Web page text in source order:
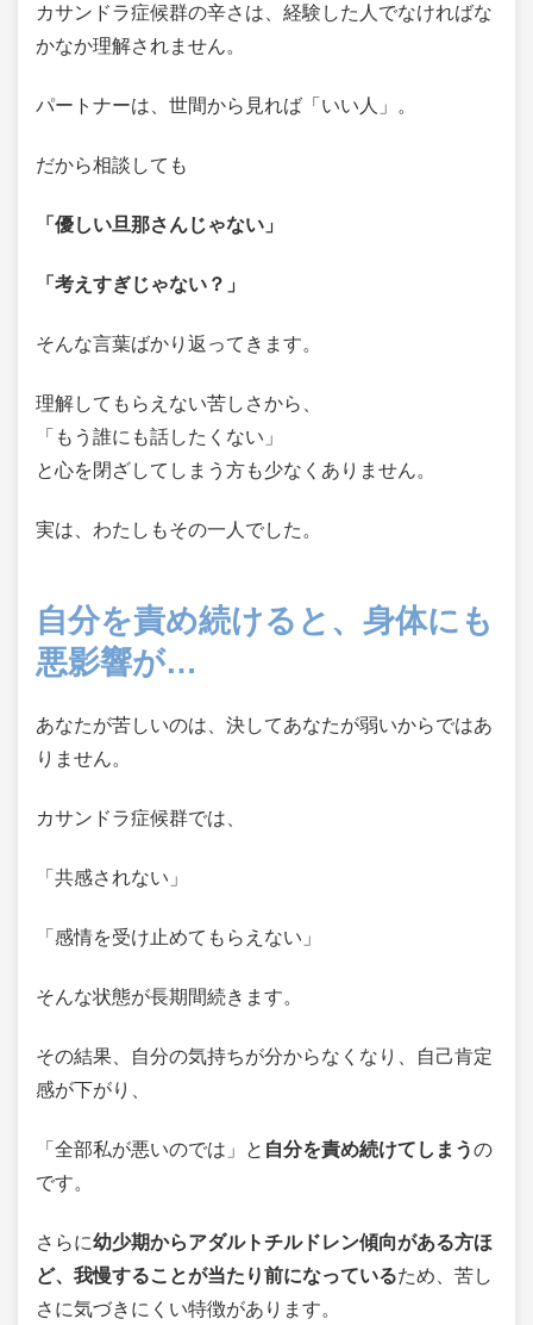
カサンドラ症候群の辛さは、経験した人でなければな
かなか理解されません。
パートナーは、世間から見れば「いい人」。
だから相談しても
「優しい旦那さんじゃない」
「考えすぎじゃない？」
そんな言葉ばかり返ってきます。
理解してもらえない苦しさから、
「もう誰にも話したくない」
と心を閉ざしてしまう方も少なくありません。
実は、わたしもその一人でした。
自分を責め続けると、身体にも
悪影響が…
あなたが苦しいのは、決してあなたが弱いからではあ
りません。
カサンドラ症候群では、
「共感されない」
「感情を受け止めてもらえない」
そんな状態が長期間続きます。
その結果、自分の気持ちが分からなくなり、自己肯定
感が下がり、
「全部私が悪いのでは」と 自分を責め続けてしまうの
です。
さらに幼少期からアダルトチルドレン傾向がある方ほ
ど、我慢することが当たり前になっているため、苦し
さに気づきにくい特徴があります。